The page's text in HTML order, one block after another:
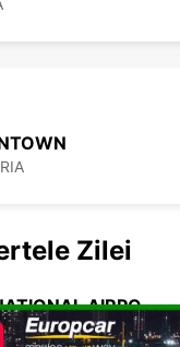
SKOPJE INTERNATIONAL AIRPORT
Zilei